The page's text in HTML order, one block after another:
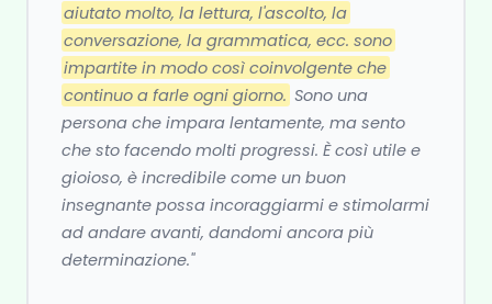
aiutato molto, la lettura, l'ascolto, la
conversazione, la grammatica, ecc. sono
impartite in modo così coinvolgente che
continuo a farle ogni giorno. Sono una
persona che impara lentamente, ma sento
che sto facendo molti progressi. È così utile e
gioioso, è incredibile come un buon
insegnante possa incoraggiarmi e stimolarmi
ad andare avanti, dandomi ancora più
determinazione."